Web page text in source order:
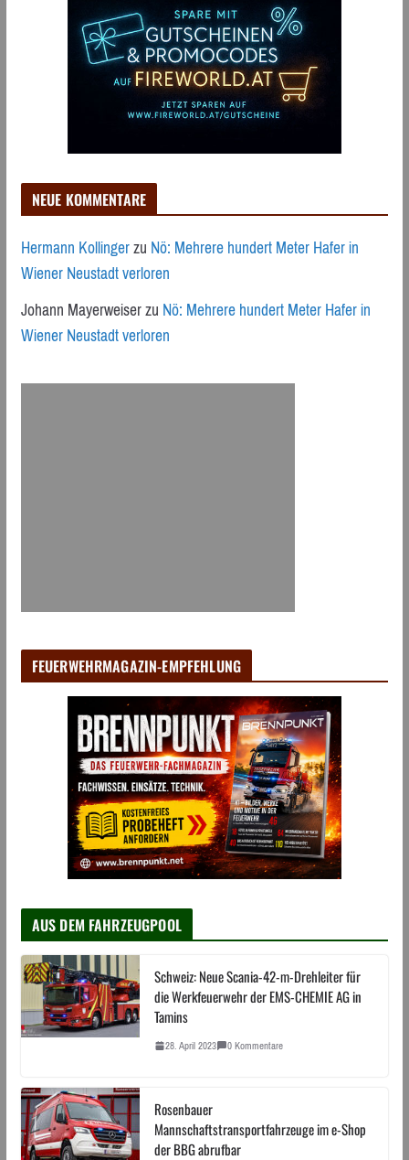
NEUE KOMMENTARE
Hermann KollingerzuNö: Mehrere hundert Meter Hafer in
Wiener Neustadt verloren
Johann MayerweiserzuNö: Mehrere hundert Meter Hafer in
Wiener Neustadt verloren
FEUERWEHRMAGAZIN-EMPFEHLUNG
AUS DEM FAHRZEUGPOOL
Schweiz: Neue Scania-42-m-Drehleiter für
die Werkfeuerwehr der EMS-CHEMIE AG in
Tamins
28. April 2023 0 Kommentare
Rosenbauer
Mannschaftstransportfahrzeuge im e-Shop
der BBG abrufbar